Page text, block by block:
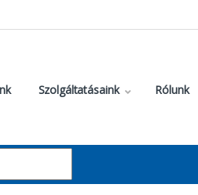
Szolgáltatásaink Rólunk